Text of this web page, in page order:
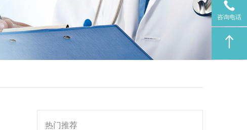
咨询电话
热门推荐
咨询电话